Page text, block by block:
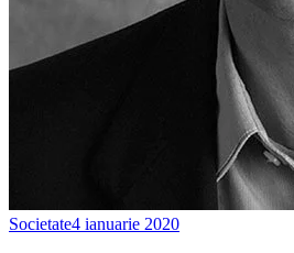
Societate4 ianuarie 2020